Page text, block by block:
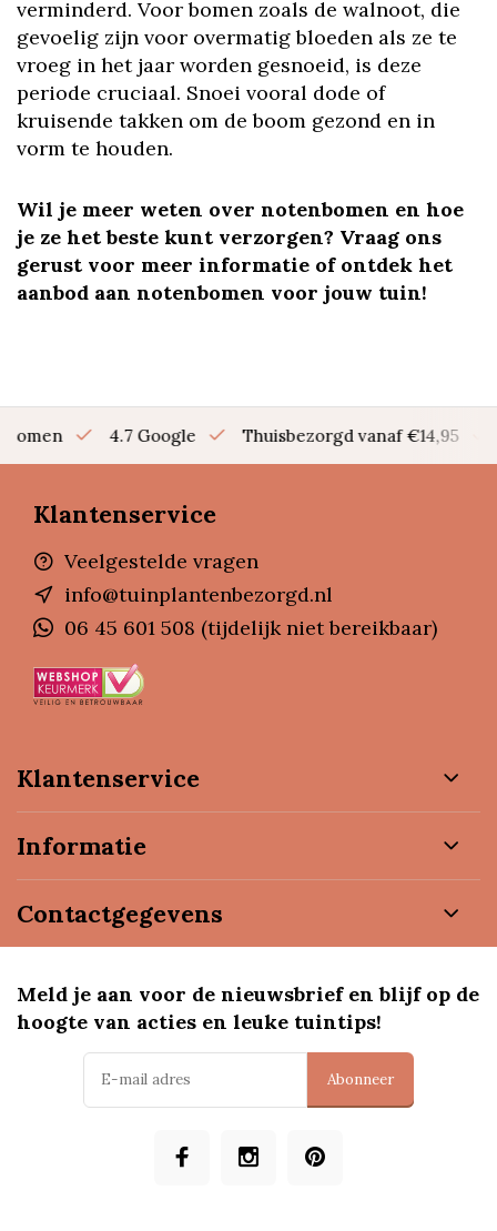
verminderd. Voor bomen zoals de walnoot, die
gevoelig zijn voor overmatig bloeden als ze te
vroeg in het jaar worden gesnoeid, is deze
periode cruciaal. Snoei vooral dode of
kruisende takken om de boom gezond en in
vorm te houden.
Wil je meer weten over notenbomen en hoe
je ze het beste kunt verzorgen? Vraag ons
gerust voor meer informatie of ontdek het
aanbod aan notenbomen voor jouw tuin!
bomen 4.7 Google Thuisbezorgd vanaf €14,95
Klantenservice
Veelgestelde vragen
info@tuinplantenbezorgd.nl
06 45 601 508 (tijdelijk niet bereikbaar)
Klantenservice
Informatie
Contactgegevens
Meld je aan voor de nieuwsbrief en blijf op de
hoogte van acties en leuke tuintips!
Abonneer